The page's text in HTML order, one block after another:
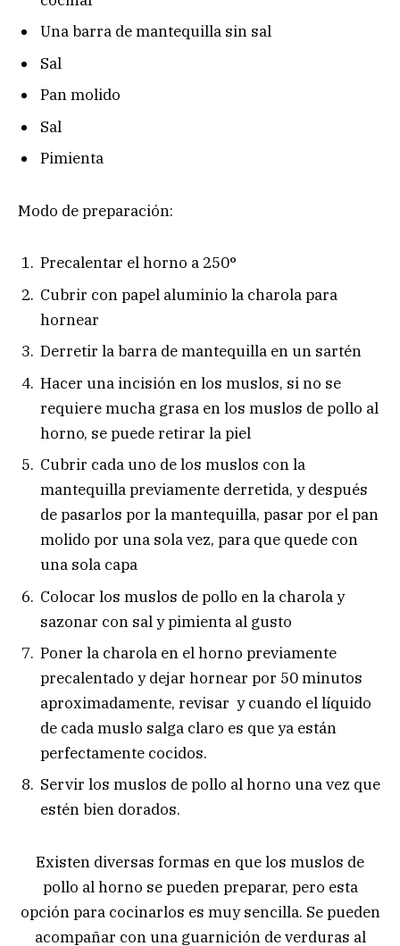
Una barra de mantequilla sin sal
Sal
Pan molido
Sal
Pimienta
Modo de preparación:
Precalentar el horno a 250°
Cubrir con papel aluminio la charola para
hornear
Derretir la barra de mantequilla en un sartén
Hacer una incisión en los muslos, si no se
requiere mucha grasa en los muslos de pollo al
horno, se puede retirar la piel
Cubrir cada uno de los muslos con la
mantequilla previamente derretida, y después
de pasarlos por la mantequilla, pasar por el pan
molido por una sola vez, para que quede con
una sola capa
Colocar los muslos de pollo en la charola y
sazonar con sal y pimienta al gusto
Poner la charola en el horno previamente
precalentado y dejar hornear por 50 minutos
aproximadamente, revisar y cuando el líquido
de cada muslo salga claro es que ya están
perfectamente cocidos.
Servir los muslos de pollo al horno una vez que
estén bien dorados.
Existen diversas formas en que los muslos de
pollo al horno se pueden preparar, pero esta
opción para cocinarlos es muy sencilla. Se pueden
acompañar con una guarnición de verduras al